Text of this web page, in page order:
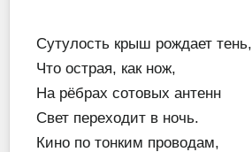
Сутулость крыш рождает тень,
Что острая, как нож,
На рёбрах сотовых антенн
Свет переходит в ночь.
Кино по тонким проводам,